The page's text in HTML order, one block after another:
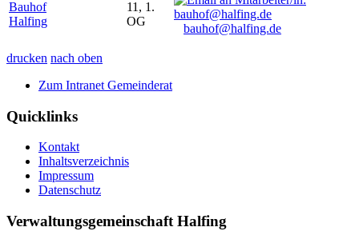
Bauhof
Halfing
11, 1.
OG
bauhof@halfing.de
drucken nach oben
Zum Intranet Gemeinderat
Quicklinks
Kontakt
Inhaltsverzeichnis
Impressum
Datenschutz
Verwaltungsgemeinschaft Halfing